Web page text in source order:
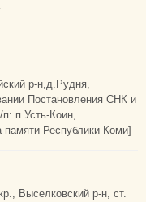
р-н,д.Рудня,
Постановления СНК и
п.Усть-Коин,
Республики Коми]
Выселковский р-н, ст.